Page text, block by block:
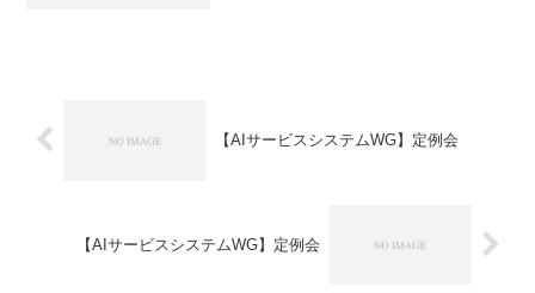
【AIサービスシステムWG】定例会
【AIサービスシステムWG】定例会